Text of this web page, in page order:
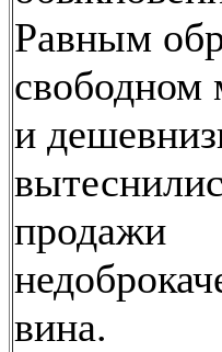
Равным
свободном
и
продажи
вина.